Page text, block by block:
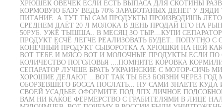
ХРЮШЕК ОВЕЧЕК ЕСЛИ ЕСТЬ ВЫПАСА ДЛЯ СКОТИНЫ
КОРМОВУЮ БАЗУ ВЕДЬ 70% ЗАРАБОТАНЫХ ДЕНЕГ У ДЯДИ
ПИТАНИЕ А ТУТ ТЫ САМ ПРОДУКТЫ ПРОИЗВОДИШЬ
СРЕДНЕМ ДАЁТ 20 Л МОЛОКА В ДЕНЬ ПРОДАЙ ЕГО НА
50РУБ. УЖЁ ТЫШША.. В МЕСЯЦ ЗО ТЫР....КУПИ
ПРОДУКТ ЕСЧЁ ЛЕГЧЕ РЕАЛИЗОВАТЬ БУДЕТ.. ПОПУТНО С
КОНЕЧНЫЙ ПРОДУКТ СЫВОРОТКА А ХРЮШКИ НА НЕЙ
ВОТ ТЕБЕ И МЯСО ВОТ И МОЛОЧНЫЕ ПРОДУКТЫ.ЕСЛИ
КОЛИЧЕСТВО ПОГОЛОВЬЯ ....ПОМНИТЕ КОРОВКА
СЕПАРАТОР ЛУЧШЕ БРАТЬ УКРАИНСКИЕ С МОТОР-СИЧЬ
ХОРОШИЕ ДЕЛАЮТ ...ВОТ ТАК ТЫ БЕЗ БОЯЗНИ ЧЕРЕЗ
ОБОРЗЕВШЕГО БОССА ПОСЛАТЬ... НУ САМИ ЗНАЕТЕ
СВОЕЙ УСАДЬБЕ ОФОРМИТЕ ПОД ЛПХ ЛИЧНОЕ
ВАМ НИ КАКОЕ ФЕРМЕРСТВО С ГРАБИТЕЛЯМИ В ЛИЦЕ